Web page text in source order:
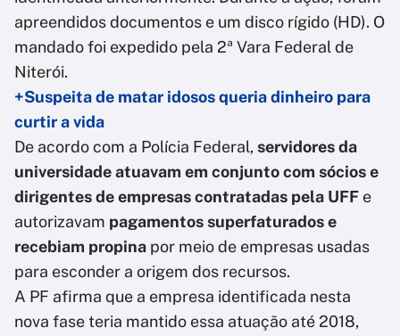
apreendidos documentos e um disco rígido (HD). O
mandado foi expedido pela 2ª Vara Federal de
Niterói.
+Suspeita de matar idosos queria dinheiro para
curtir a vida
De acordo com a Polícia Federal, servidores da
universidade atuavam em conjunto com sócios e
dirigentes de empresas contratadas pela UFF e
autorizavam pagamentos superfaturados e
recebiam propina por meio de empresas usadas
para esconder a origem dos recursos.
A PF afirma que a empresa identificada nesta
nova fase teria mantido essa atuação até 2018,